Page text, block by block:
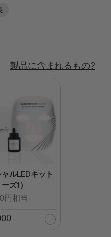
製品に含まれるもの?
ルLEDキット
ーズ1）
円相当